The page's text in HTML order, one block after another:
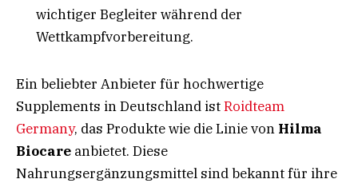
wichtiger Begleiter während der
Wettkampfvorbereitung.
Ein beliebter Anbieter für hochwertige
Supplements in Deutschland istRoidteam
Germany, das Produkte wie die Linie von Hilma
Biocare anbietet. Diese
Nahrungsergänzungsmittel sind bekannt für ihre